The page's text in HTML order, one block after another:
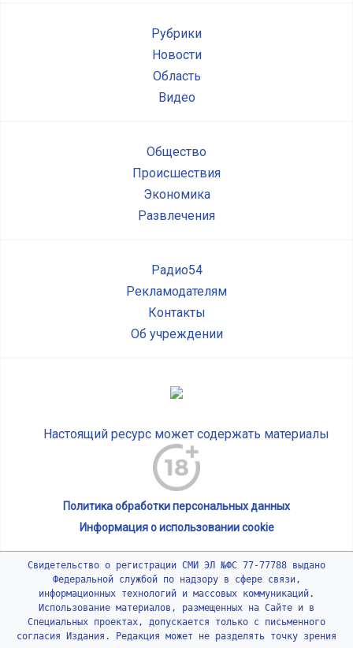
Рубрики
Новости
Область
Видео
Общество
Происшествия
Экономика
Развлечения
Радио54
Рекламодателям
Контакты
Об учреждении
Настоящий ресурс может содержать материалы
Политика обработки персональных данных
Информация о использовании cookie
Свидетельство о регистрации СМИ ЭЛ №ФС 77-77788 выдано
Федеральной службой по надзору в сфере связи,
информационных технологий и массовых коммуникаций.
Использование материалов, размещенных на Сайте и в
Специальных проектах, допускается только с письменного
согласия Издания. Редакция может не разделять точку зрения